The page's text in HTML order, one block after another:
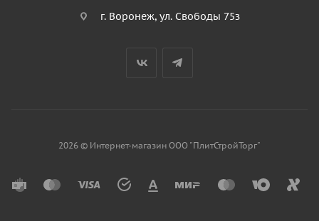
г. Воронеж, ул. Свободы 75з
2026 © Интернет-магазин ООО "ПлитСтройТорг"